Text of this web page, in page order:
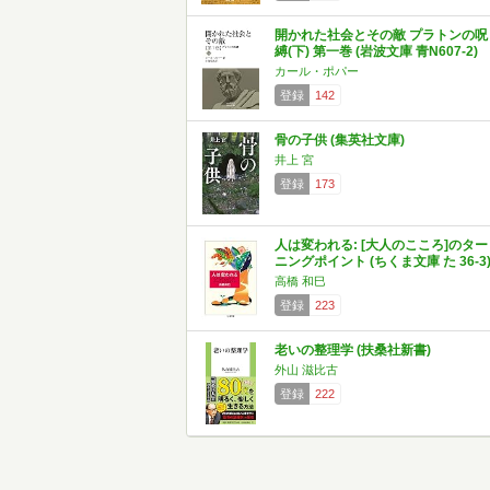
開かれた社会とその敵 プラトンの呪
縛(下) 第一巻 (岩波文庫 青N607-2)
カール・ポパー
登録
142
骨の子供 (集英社文庫)
井上 宮
登録
173
人は変われる: [大人のこころ]のター
ニングポイント (ちくま文庫 た 36-3)
高橋 和巳
登録
223
老いの整理学 (扶桑社新書)
外山 滋比古
登録
222